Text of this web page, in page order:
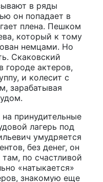
в ряды
он попадает в
плена. Пешком
который к тому
немцами. Но
Скаковский
городе актеров,
и колесит с
зарабатывая
принудительные
лагерь под
умудряется
без денег, он
по счастливой
«натыкается»
знакомую еще